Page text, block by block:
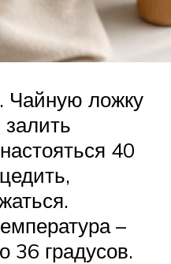
Чайную ложку
40
–
36 градусов.